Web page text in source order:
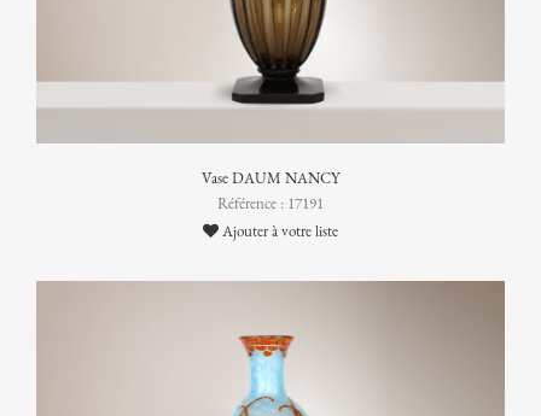
Vase DAUM NANCY
Référence : 17191
Ajouter à votre liste